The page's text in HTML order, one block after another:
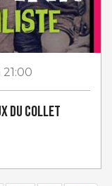
21:00
du Collet